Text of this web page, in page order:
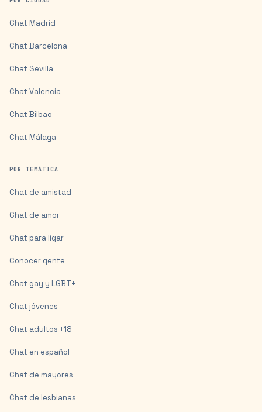
Chat Madrid
Chat Barcelona
Chat Sevilla
Chat Valencia
Chat Bilbao
Chat Málaga
POR TEMÁTICA
Chat de amistad
Chat de amor
Chat para ligar
Conocer gente
Chat gay y LGBT+
Chat jóvenes
Chat adultos +18
Chat en español
Chat de mayores
Chat de lesbianas